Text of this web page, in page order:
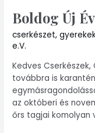
Boldog Új
cserkészet,
e.V.
Kedves Cserkészek,
továbbra is
az októberi és
őrs tagjai komolyan
Boldog
Új
Évet
–
2021